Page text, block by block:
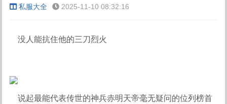
私服大全 2025-11-10 08:32:16
没人能抗住他的三刀烈火
说起最能代表传世的神兵赤明天帝毫无疑问的位列榜首